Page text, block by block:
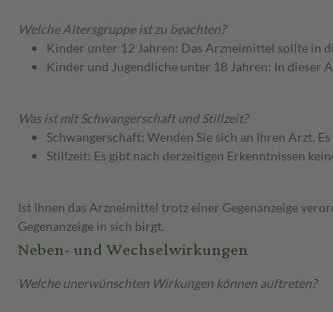
Welche Altersgruppe ist zu beachten?
Kinder unter 12 Jahren: Das Arzneimittel sollte in
Kinder und Jugendliche unter 18 Jahren: In dieser
Was ist mit Schwangerschaft und Stillzeit?
Schwangerschaft: Wenden Sie sich an Ihren Arzt.
Stillzeit: Es gibt nach derzeitigen Erkenntnissen
Ist Ihnen das Arzneimittel trotz einer Gegenanzeige
Gegenanzeige in sich birgt.
Neben- und Wechselwirkungen
Welche unerwünschten Wirkungen können auftreten?